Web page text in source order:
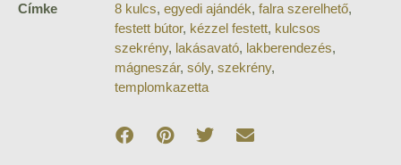
Címke 8 kulcs, egyedi ajándék, falra szerelhető,
festett bútor, kézzel festett, kulcsos
szekrény, lakásavató, lakberendezés,
mágneszár, sóly, szekrény,
templomkazetta